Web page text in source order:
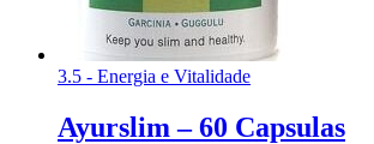
3.5 - Energia e Vitalidade
Ayurslim – 60 Capsulas